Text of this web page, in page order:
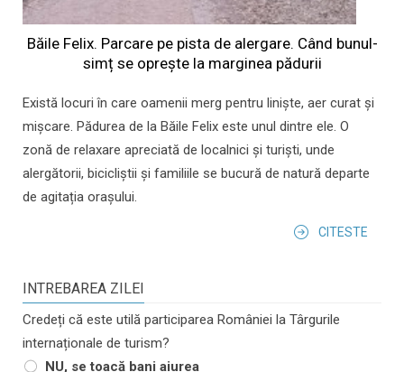
Băile Felix. Parcare pe pista de alergare. Când bunul-
simț se oprește la marginea pădurii
Există locuri în care oamenii merg pentru liniște, aer curat și
mișcare. Pădurea de la Băile Felix este unul dintre ele. O
zonă de relaxare apreciată de localnici și turiști, unde
alergătorii, bicicliștii și familiile se bucură de natură departe
de agitația orașului.
CITESTE
INTREBAREA ZILEI
Credeți că este utilă participarea României la Târgurile
internaționale de turism?
NU, se toacă bani aiurea